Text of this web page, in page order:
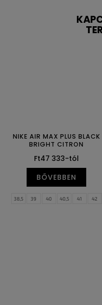
NIKE AIR MAX PLUS BLACK
BRIGHT CITRON
Ft47 333-tól
BŐVEBBEN
38,5 39 40 40,5 41
42